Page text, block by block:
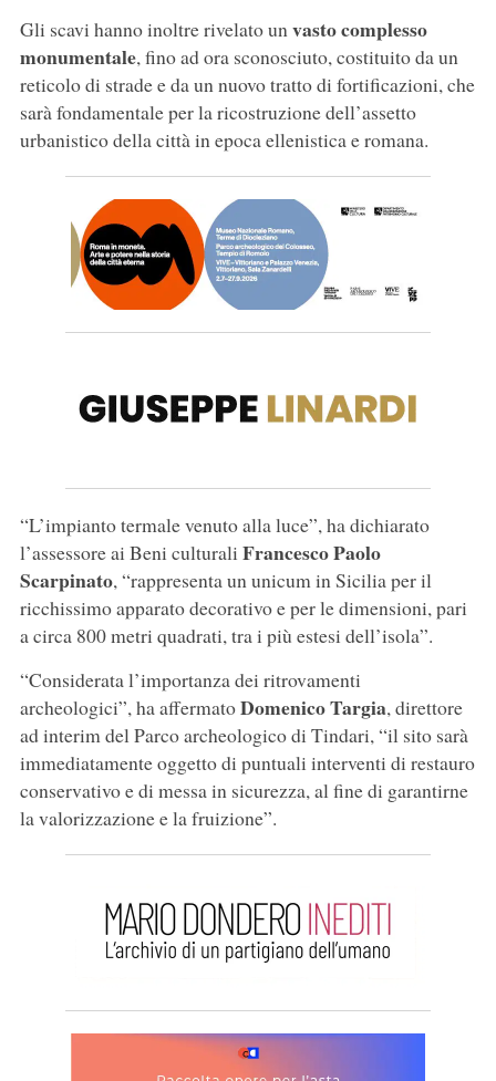
Gli scavi hanno inoltre rivelato unvasto complesso
monumentale, fino ad ora sconosciuto, costituito da un
reticolo di strade e da un nuovo tratto di fortificazioni, che
sarà fondamentale per la ricostruzione dell’assetto
urbanistico della città in epoca ellenistica e romana.
“L’impianto termale venuto alla luce”, ha dichiarato
l’assessore ai Beni culturali Francesco Paolo
Scarpinato, “rappresenta un unicum in Sicilia per il
ricchissimo apparato decorativo e per le dimensioni, pari
a circa 800 metri quadrati, tra i più estesi dell’isola”.
“Considerata l’importanza dei ritrovamenti
archeologici”, ha affermatoDomenico Targia, direttore
ad interim del Parco archeologico di Tindari, “il sito sarà
immediatamente oggetto di puntuali interventi di restauro
conservativo e di messa in sicurezza, al fine di garantirne
la valorizzazione e la fruizione”.